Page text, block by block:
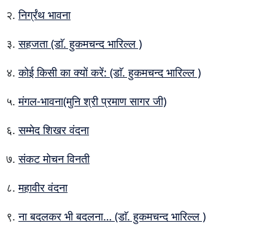
निर्ग्रंथ भावना
सहजता (डाॅ. हुकमचन्द भारिल्ल )
कोई किसी का क्यों करें: (डाॅ. हुकमचन्द भारिल्ल )
मंगल-भावना(मुनि श्री प्रमाण सागर जी)
सम्मेद शिखर वंदना
संकट मोचन विनती
महावीर वंदना
ना बदलकर भी बदलना… (डाॅ. हुकमचन्द भारिल्ल )